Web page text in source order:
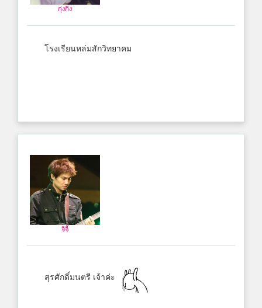
กุ่งกิ่ง
โรงเรียนหล่มสักวิทยาคม
จีจี้
สุรศักดิ์มนตรี เจ้าค่ะ